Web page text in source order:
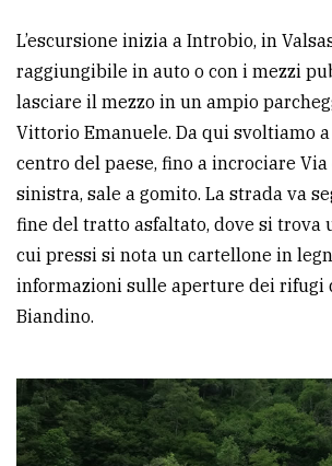
L’escursione inizia a Introbio, in
raggiungibile in auto o con i mezzi
lasciare il mezzo in un ampio
Vittorio Emanuele. Da qui svoltiamo
centro del paese, fino a incrociare
sinistra, sale a gomito. La strada va
fine del tratto asfaltato, dove si trova
cui pressi si nota un cartellone in
informazioni sulle aperture dei rifugi
Biandino.